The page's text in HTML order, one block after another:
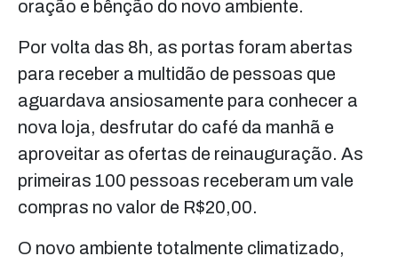
oração e bênção do novo ambiente.
Por volta das 8h, as portas foram abertas
para receber a multidão de pessoas que
aguardava ansiosamente para conhecer a
nova loja, desfrutar do café da manhã e
aproveitar as ofertas de reinauguração. As
primeiras 100 pessoas receberam um vale
compras no valor de R$20,00.
O novo ambiente totalmente climatizado,